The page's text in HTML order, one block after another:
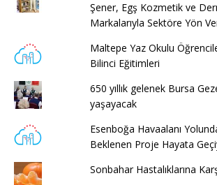
Şener, Egş Kozmetik ve
Markalarıyla Sektöre Yön
Maltepe Yaz Okulu
Bilinci Eğitimleri
650 yıllık gelenek Bursa
yaşayacak
Esenboğa Havaalanı
Beklenen Proje Hayata
Sonbahar Hastalıklarına